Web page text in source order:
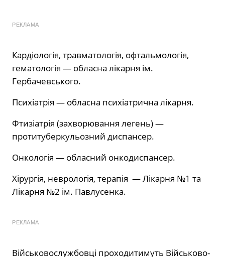
РЕКЛАМА
Кардіологія, травматологія, офтальмологія,
гематологія — обласна лікарня ім.
Гербачевського.
Психіатрія — обласна психіатрична лікарня.
Фтизіатрія (захворювання легень) —
протитуберкульозний диспансер.
Онкологія — обласний онкодиспансер.
Хірургія, неврологія, терапія — Лікарня №1 та
Лікарня №2 ім. Павлусенка.
РЕКЛАМА
Військовослужбовці проходитимуть Військово-